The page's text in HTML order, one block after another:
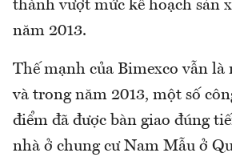
thành vượt mức kế hoạch sản
năm 2013.
Thế mạnh của Bimexco vẫn là
và trong năm 2013, một số
điểm đã được bàn giao đúng
nhà ở chung cư Nam Mẫu ở